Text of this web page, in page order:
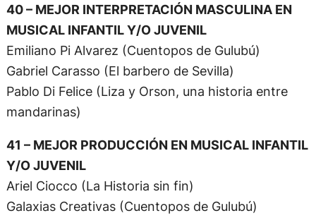
40 – MEJOR INTERPRETACIÓN MASCULINA EN
MUSICAL INFANTIL Y/O JUVENIL
Emiliano Pi Alvarez (Cuentopos de Gulubú)
Gabriel Carasso (El barbero de Sevilla)
Pablo Di Felice (Liza y Orson, una historia entre
mandarinas)
41 – MEJOR PRODUCCIÓN EN MUSICAL INFANTIL
Y/O JUVENIL
Ariel Ciocco (La Historia sin fin)
Galaxias Creativas (Cuentopos de Gulubú)